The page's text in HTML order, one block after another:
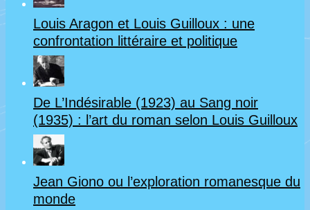
Louis Aragon et Louis Guilloux : une
confrontation littéraire et politique
De L’Indésirable (1923) au Sang noir
(1935) : l’art du roman selon Louis Guilloux
Jean Giono ou l’exploration romanesque du
monde